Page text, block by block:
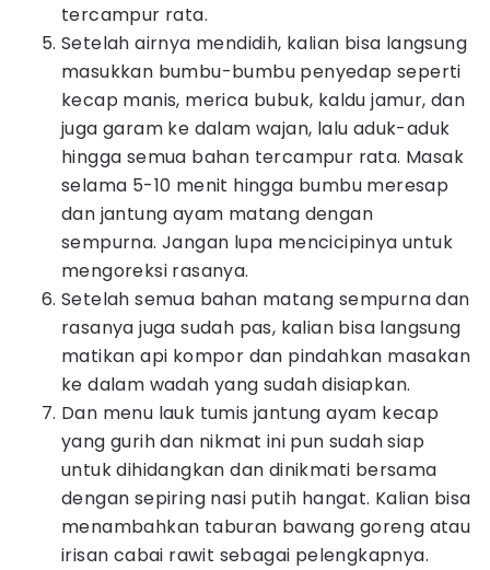
tercampur rata.
Setelah airnya mendidih, kalian bisa langsung
masukkan bumbu-bumbu penyedap seperti
kecap manis, merica bubuk, kaldu jamur, dan
juga garam ke dalam wajan, lalu aduk-aduk
hingga semua bahan tercampur rata. Masak
selama 5-10 menit hingga bumbu meresap
dan jantung ayam matang dengan
sempurna. Jangan lupa mencicipinya untuk
mengoreksi rasanya.
Setelah semua bahan matang sempurna dan
rasanya juga sudah pas, kalian bisa langsung
matikan api kompor dan pindahkan masakan
ke dalam wadah yang sudah disiapkan.
Dan menu lauk tumis jantung ayam kecap
yang gurih dan nikmat ini pun sudah siap
untuk dihidangkan dan dinikmati bersama
dengan sepiring nasi putih hangat. Kalian bisa
menambahkan taburan bawang goreng atau
irisan cabai rawit sebagai pelengkapnya.